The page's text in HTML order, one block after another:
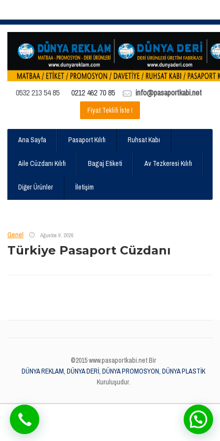
0532 213 54 85 0212 462 70 85 info@pasaportkabi.net
Fiyat Teklifi İste !
Ana Sayfa Pasaport Kılıfı Ruhsat Kabı
Aile Cüzdanı Kılıfı Bagaj Etiketi Av Tezkeresi Kılıfı
Diğer Ürünler İletişim
Genel Ağustos 9, 2026
Türkiye Pasaport Cüzdanı
©2015 www.pasaportkabi.net Bir
DÜNYA REKLAM, DÜNYA DERİ, DÜNYA PROMOSYON, DÜNYA PLASTİK
Kuruluşudur.